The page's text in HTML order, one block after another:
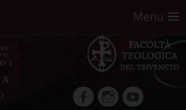
Menu
facebookInstagram
YouTube